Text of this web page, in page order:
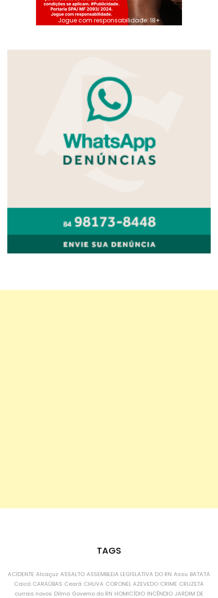
Jogue com responsabilidade. 18+
TAGS
ACIDENTE Alcaçuz ASSALTO ASSEMBLEIA LEGISLATIVA DO RN Assu BATATA
Caicó CARAÚBAS Ceará CHUVA CORONEL AZEVEDO CRIME CRUZETA
currais novos Dilma Governo do RN HOMICÍDIO INCÊNDIO JARDIM DE